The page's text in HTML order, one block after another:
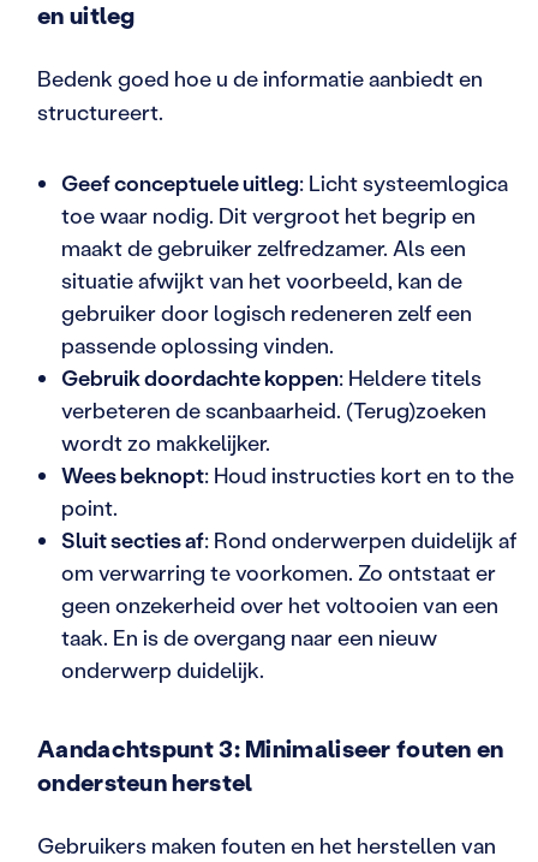
en uitleg
Bedenk goed hoe u de informatie aanbiedt en
structureert.
Geef conceptuele uitleg: Licht systeemlogica
toe waar nodig. Dit vergroot het begrip en
maakt de gebruiker zelfredzamer. Als een
situatie afwijkt van het voorbeeld, kan de
gebruiker door logisch redeneren zelf een
passende oplossing vinden.
Gebruik doordachte koppen: Heldere titels
verbeteren de scanbaarheid. (Terug)zoeken
wordt zo makkelijker.
Wees beknopt: Houd instructies kort en to the
point.
Sluit secties af: Rond onderwerpen duidelijk af
om verwarring te voorkomen. Zo ontstaat er
geen onzekerheid over het voltooien van een
taak. En is de overgang naar een nieuw
onderwerp duidelijk.
Aandachtspunt 3: Minimaliseer fouten en
ondersteun herstel
Gebruikers maken fouten en het herstellen van